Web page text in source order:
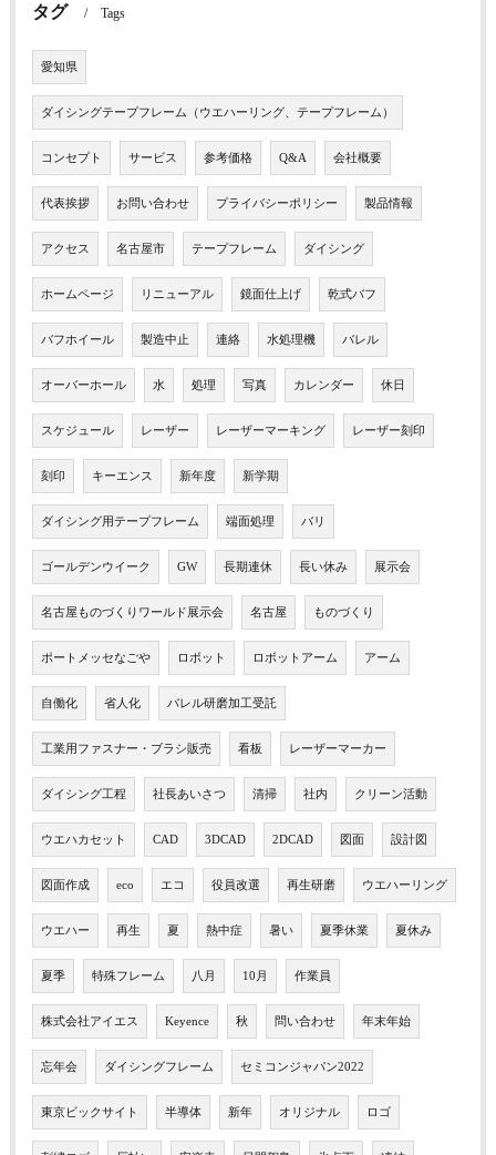
タグ Tags
愛知県
ダイシングテープフレーム（ウエハーリング、テープフレーム）
コンセプト サービス 参考価格 Q&A 会社概要
代表挨拶 お問い合わせ プライバシーポリシー 製品情報
アクセス 名古屋市 テープフレーム ダイシング
ホームページ リニューアル 鏡面仕上げ 乾式バフ
バフホイール 製造中止 連絡 水処理機 バレル
オーバーホール 水 処理 写真 カレンダー 休日
スケジュール レーザー レーザーマーキング レーザー刻印
刻印 キーエンス 新年度 新学期
ダイシング用テープフレーム 端面処理 バリ
ゴールデンウイーク GW 長期連休 長い休み 展示会
名古屋ものづくりワールド展示会 名古屋 ものづくり
ポートメッセなごや ロボット ロボットアーム アーム
自働化 省人化 バレル研磨加工受託
工業用ファスナー・ブラシ販売 看板 レーザーマーカー
ダイシング工程 社長あいさつ 清掃 社内 クリーン活動
ウエハカセット CAD 3DCAD 2DCAD 図面 設計図
図面作成 eco エコ 役員改選 再生研磨 ウエハーリング
ウエハー 再生 夏 熱中症 暑い 夏季休業 夏休み
夏季 特殊フレーム 八月 10月 作業員
株式会社アイエス Keyence 秋 問い合わせ 年末年始
忘年会 ダイシングフレーム セミコンジャパン2022
東京ビックサイト 半導体 新年 オリジナル ロゴ